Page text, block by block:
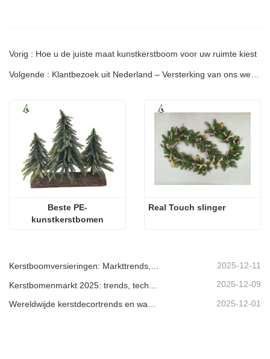
Vorig : Hoe u de juiste maat kunstkerstboom voor uw ruimte kiest
Beste PE-
kunstkerstbomen
Real Touch slinger
Kerstboomversieringen: Markttrends, inzichten in de toeleveringsketen en inkoopgids 2025 2025-12-11
2025-12-09
2025-12-01